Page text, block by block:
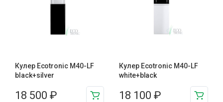
Кулер Ecotronic M40-LF
black+silver
18 500 ₽
Кулер Ecotronic M40-LF
white+black
18 100 ₽